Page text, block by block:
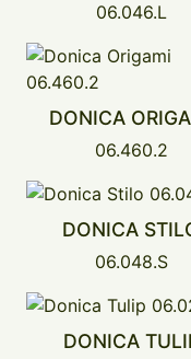
06.046.L
DONICA
06.460.2
DONICA
06.048.S
DONICA